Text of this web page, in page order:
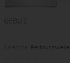
GEBU 2